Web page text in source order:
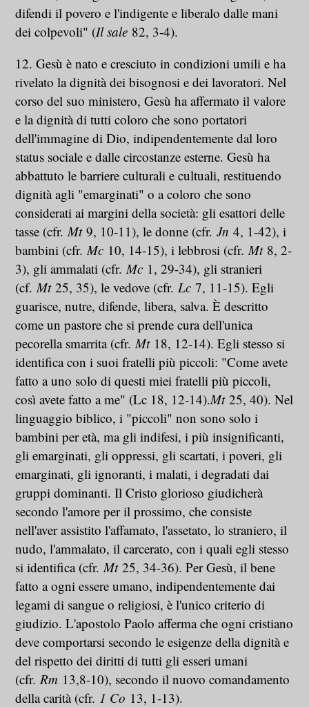
difendi il povero e l'indigente e liberalo dalle mani
dei colpevoli" (Il sale 82, 3-4).
12. Gesù è nato e cresciuto in condizioni umili e ha
rivelato la dignità dei bisognosi e dei lavoratori. Nel
corso del suo ministero, Gesù ha affermato il valore
e la dignità di tutti coloro che sono portatori
dell'immagine di Dio, indipendentemente dal loro
status sociale e dalle circostanze esterne. Gesù ha
abbattuto le barriere culturali e cultuali, restituendo
dignità agli "emarginati" o a coloro che sono
considerati ai margini della società: gli esattori delle
tasse (cfr. Mt9, 10-11), le donne (cfr.Jn4, 1-42), i
bambini (cfr. Mc 10, 14-15), i lebbrosi (cfr. Mt 8, 2-
3), gli ammalati (cfr. Mc 1, 29-34), gli stranieri
(cf. Mt25, 35), le vedove (cfr. Lc7, 11-15). Egli
guarisce, nutre, difende, libera, salva. È descritto
come un pastore che si prende cura dell'unica
pecorella smarrita (cfr. Mt 18, 12-14). Egli stesso si
identifica con i suoi fratelli più piccoli: "Come avete
fatto a uno solo di questi miei fratelli più piccoli,
così avete fatto a me" (Lc 18, 12-14).Mt25, 40). Nel
linguaggio biblico, i "piccoli" non sono solo i
bambini per età, ma gli indifesi, i più insignificanti,
gli emarginati, gli oppressi, gli scartati, i poveri, gli
emarginati, gli ignoranti, i malati, i degradati dai
gruppi dominanti. Il Cristo glorioso giudicherà
secondo l'amore per il prossimo, che consiste
nell'aver assistito l'affamato, l'assetato, lo straniero, il
nudo, l'ammalato, il carcerato, con i quali egli stesso
si identifica (cfr. Mt25, 34-36). Per Gesù, il bene
fatto a ogni essere umano, indipendentemente dai
legami di sangue o religiosi, è l'unico criterio di
giudizio. L'apostolo Paolo afferma che ogni cristiano
deve comportarsi secondo le esigenze della dignità e
del rispetto dei diritti di tutti gli esseri umani
(cfr. Rm 13,8-10), secondo il nuovo comandamento
della carità (cfr. 1 Co 13, 1-13).